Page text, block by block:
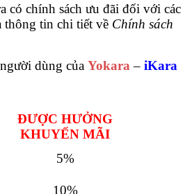
có chính sách ưu đãi đối với các
thông tin chi tiết về Chính sách
dùng của Yokara – iKara
ĐƯỢC HƯỞNG
KHUYẾN MÃI
5%
10%